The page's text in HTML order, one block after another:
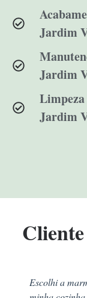
Jardim
Jardim
Jardim
Escolhi a